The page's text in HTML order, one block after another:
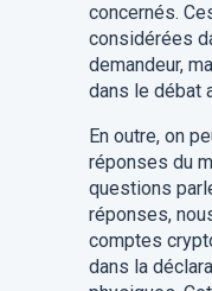
concernés.
considérées
demandeur,
dans le débat
En outre, on
réponses du
questions
réponses,
comptes
dans la